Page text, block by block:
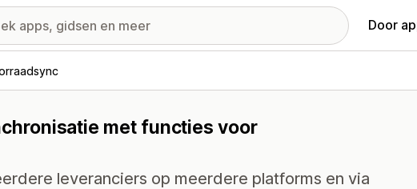
Door
met functies voor
leveranciers op meerdere platforms en via